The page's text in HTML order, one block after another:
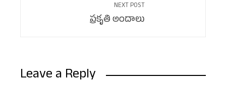
NEXT POST
ప్రకృతి అందాలు
Leave a Reply